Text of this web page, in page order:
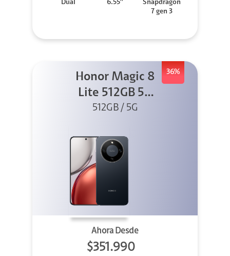
Dual
6.55''
Snapdragon
7 gen 3
36%
Honor Magic 8
Lite 512GB 5G
Negro
512GB / 5G
Ahora Desde
$351.990